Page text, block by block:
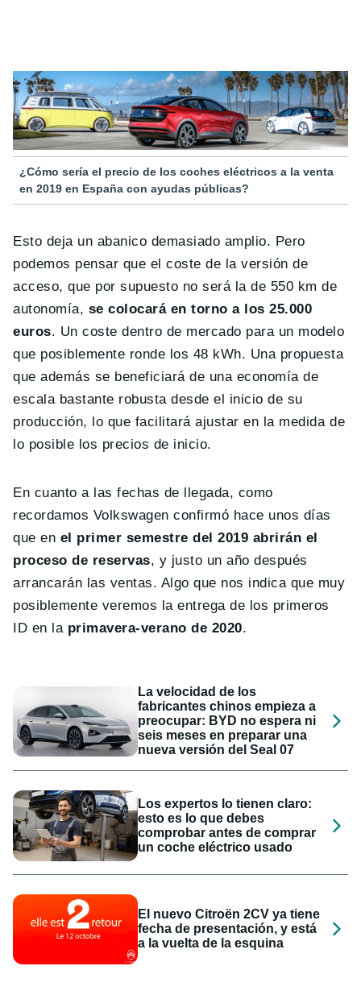
¿Cómo sería el precio de los coches eléctricos a la venta
en 2019 en España con ayudas públicas?
Esto deja un abanico demasiado amplio. Pero
podemos pensar que el coste de la versión de
acceso, que por supuesto no será la de 550 km de
autonomía, se colocará en torno a los 25.000
euros. Un coste dentro de mercado para un modelo
que posiblemente ronde los 48 kWh. Una propuesta
que además se beneficiará de una economía de
escala bastante robusta desde el inicio de su
producción, lo que facilitará ajustar en la medida de
lo posible los precios de inicio.
En cuanto a las fechas de llegada, como
recordamos Volkswagen confirmó hace unos días
que en el primer semestre del 2019 abrirán el
proceso de reservas, y justo un año después
arrancarán las ventas. Algo que nos indica que muy
posiblemente veremos la entrega de los primeros
ID en la primavera-verano de 2020.
La velocidad de los
fabricantes chinos empieza a
preocupar: BYD no espera ni
seis meses en preparar una
nueva versión del Seal 07
Los expertos lo tienen claro:
esto es lo que debes
comprobar antes de comprar
un coche eléctrico usado
El nuevo Citroën 2CV ya tiene
fecha de presentación, y está
a la vuelta de la esquina